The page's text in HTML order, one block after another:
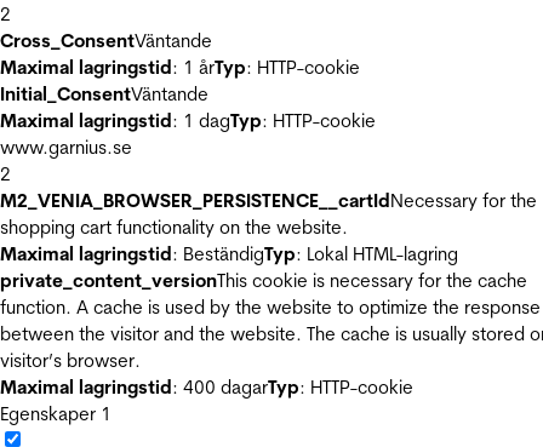
2
Cross_ConsentVäntande
Maximal lagringstid: 1 årTyp: HTTP-cookie
Initial_ConsentVäntande
Maximal lagringstid: 1 dagTyp: HTTP-cookie
www.garnius.se
2
M2_VENIA_BROWSER_PERSISTENCE__cartIdNecessary for the
shopping cart functionality on the website.
Maximal lagringstid: BeständigTyp: Lokal HTML-lagring
private_content_versionThis cookie is necessary for the cache
function. A cache is used by the website to optimize the
between the visitor and the website. The cache is usually stored
visitor’s browser.
Maximal lagringstid: 400 dagarTyp: HTTP-cookie
Egenskaper 1